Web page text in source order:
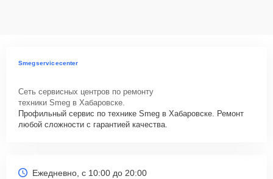
Для запуска процесса ремонта варочной панели Smeg SRV576B.1
проконсультируют по всем необходимым вопросам, запишут на
диагностику, подскажут с вариантами курьерской доставки или
оформят выезд мастера в удобное время и место.
Smegservicecenter
Сеть сервисных центров по ремонту
техники Smeg в Хабаровске.
Профильный сервис по технике Smeg в Хабаровске. Ремонт
любой сложности с гарантией качества.
Ежедневно, с 10:00 до 20:00